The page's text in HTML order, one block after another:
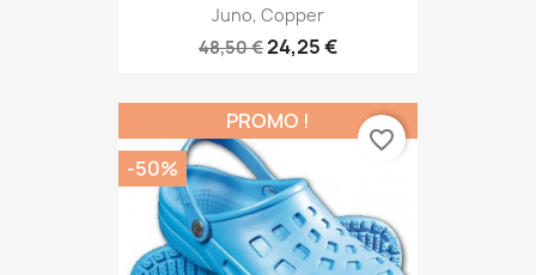
Juno, Copper
48,50 €24,25 €
PROMO !
-50%
favorite_border